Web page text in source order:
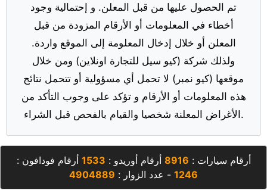
تم الحصول عليها من قبل المعلن. و إحتمالية وجود
أخطاء في المعلومات أو الأرقام المزودة من قبل
المعلن أو خلال إدخال المعلومة إلى الموقع واردة.
ولذلك شركة (كيو سيل للتجارة اونلاين) ومن خلال
موقعها (كيو نمبر) لا تحمل أي مسؤولية أو تتحمل نتائج
هذه المعلومات أو الأرقام و تؤكد على وجوب التأكد من
الأغراض المعلنة شخصيا والقيام بالفحص قبل الشراء.
أرقام سيارات : 8916 أرقام أوريدو : 1533 أرقام فودافون :
1246 - عدد الزوار : 4904889